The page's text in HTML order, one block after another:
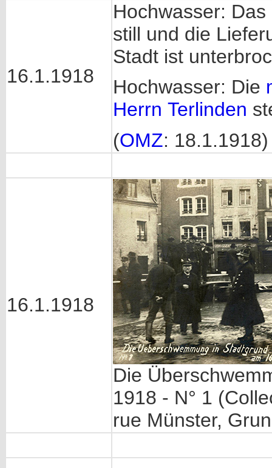
16.1.1918
Hochwasser: Das
still und die
Stadt ist
Hochwasser: Die
Herrn Terlinden
(OMZ: 18.1.1918)
16.1.1918
Die
1918 - N° 1
rue Münster,